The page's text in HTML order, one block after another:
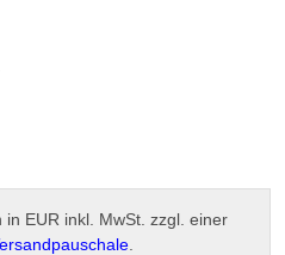
EUR inkl. MwSt. zzgl. einer